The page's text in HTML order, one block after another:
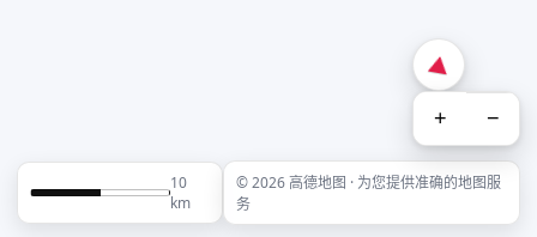
+ −
10
km
© 2026 高德地图 · 为您提供准确的地图服
务